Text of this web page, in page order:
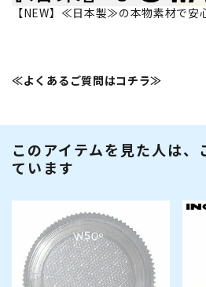
【NEW】≪日本製≫の本物素材で安
≪よくあるご質問はコチラ≫
このアイテムを見た人は、
ています